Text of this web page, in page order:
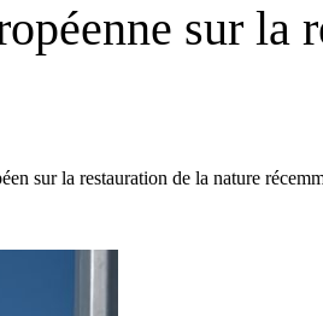
sur la
sur la restauration de la nature